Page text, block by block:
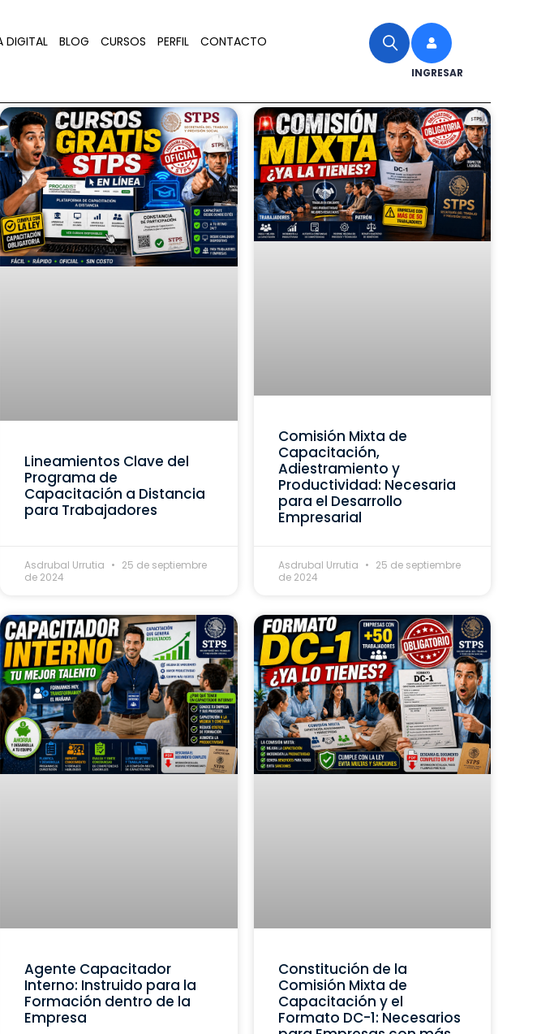
DIGITAL BLOG CURSOS PERFIL CONTACTO
INGRESAR
Lineamientos Clave del
Programa de
Capacitación a Distancia
para Trabajadores
Asdrubal Urrutia
25 de septiembre
de 2024
Comisión Mixta de
Capacitación,
Adiestramiento y
Productividad: Necesaria
para el Desarrollo
Empresarial
Asdrubal Urrutia
25 de septiembre
de 2024
Agente Capacitador
Interno: Instruido para la
Formación dentro de la
Empresa
Constitución de la
Comisión Mixta de
Capacitación y el
Formato DC-1: Necesarios